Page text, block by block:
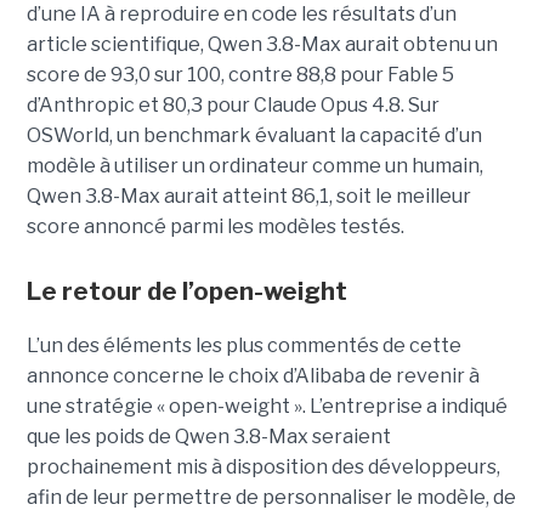
d’une IA à reproduire en code les résultats d’un
article scientifique, Qwen 3.8-Max aurait obtenu un
score de 93,0 sur 100, contre 88,8 pour Fable 5
d’Anthropic et 80,3 pour Claude Opus 4.8. Sur
OSWorld, un benchmark évaluant la capacité d’un
modèle à utiliser un ordinateur comme un humain,
Qwen 3.8-Max aurait atteint 86,1, soit le meilleur
score annoncé parmi les modèles testés.
Le retour de l’open-weight
L’un des éléments les plus commentés de cette
annonce concerne le choix d’Alibaba de revenir à
une stratégie « open-weight ». L’entreprise a indiqué
que les poids de Qwen 3.8-Max seraient
prochainement mis à disposition des développeurs,
afin de leur permettre de personnaliser le modèle, de